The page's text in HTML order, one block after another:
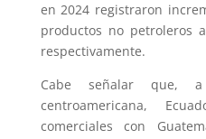
en 2024 registraron
productos no petroleros
respectivamente.
Cabe señalar que,
centroamericana,
comerciales con